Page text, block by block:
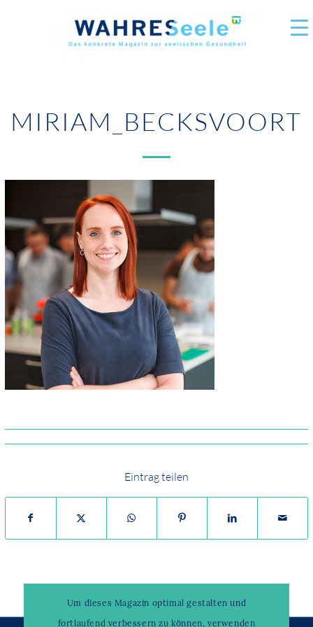
MIRIAM_BECKSVOORT
Eintrag teilen
Um dieses Magazin optimal gestalten und
fortlaufend verbessern zu können, verwenden